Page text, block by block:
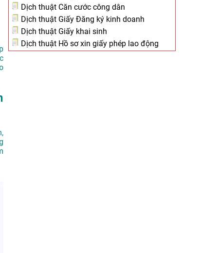
Dịch thuật Căn cước công dân
Dịch thuật Giấy Đăng ký kinh doanh
Dịch thuật Giấy khai sinh
Dịch thuật Hồ sơ xin giấy phép lao động